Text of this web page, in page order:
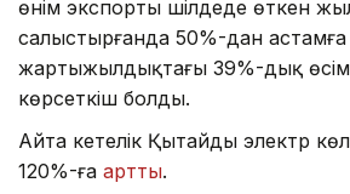
өнім экспорты шілдеде өткен
салыстырғанда 50%-дан астамға
жартыжылдықтағы 39%-дық
көрсеткіш болды.
Айта кетелік Қытайдың электр
120%-ға артты.